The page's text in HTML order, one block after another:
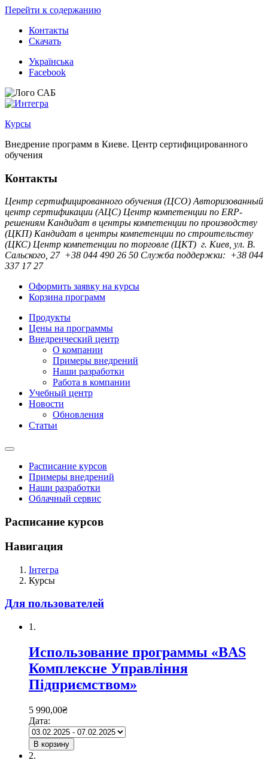
Перейти к содержанию
Контакты
Скачать
Українська
Facebook
Курсы
Внедрение программ в Киеве. Центр сертифицированного
обучения
Контакты
Центр сертифицированного обучения (ЦСО) Авторизованный
центр сертификации (АЦС) Центр компетенции по ERP-
решениям Кандидат в центры компетенции по производству
(ЦКП) Кандидат в центры компетенции по строительству
(ЦКС) Центр компетенции по торговле (ЦКТ) г. Киев, ул. B.
Сальского, 27 +38 044 490 26 50 Служба поддержки: +38 044
337 17 27
Оформить заявку на курсы
Корзина программ
Продукты
Цены на программы
Внедренческий центр
О компании
Примеры внедрений
Наши разработки
Работа в компании
Учебный центр
Новости
Обновления
Статьи
Расписание курсов
Примеры внедрений
Наши разработки
Облачный сервис
Расписание курсов
Навигация
Інтегра
Курсы
Для пользователей
1.
Использование программы «BAS
Комплексне Управління
Підприємством»
5 990,00₴
Дата:
В корзину
2.